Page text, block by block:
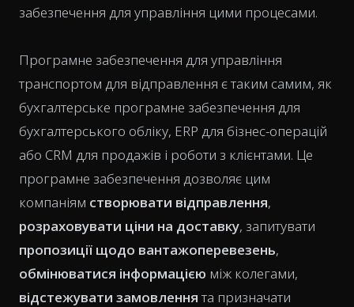
забезпечення для управління цими процесами.
Програмне забезпечення для управління
транспортом для відправлення є таким самим, як
бухгалтерське програмне забезпечення для
бухгалтерського обліку, ERP для бізнес-операцій
або CRM для продажів і роботи з клієнтами. Це
програмне забезпечення дозволяє цим
компаніям створювати відправлення,
розраховувати ціни на доставку, запитувати
пропозиції щодо вантажоперевезень,
обмінюватися інформацією між колегами,
відстежувати замовленнята призначати